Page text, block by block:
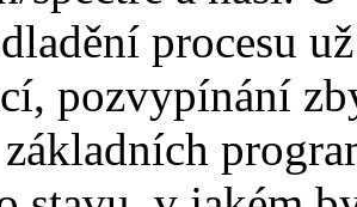
procesu
pozvypínání